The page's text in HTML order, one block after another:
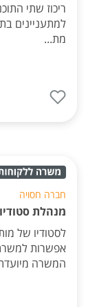
ריכוז שתי
למתעניינים
מת...
חברה חסויה
מנהלת סטודיו
לסטודיו של
אפשרות
המשרה